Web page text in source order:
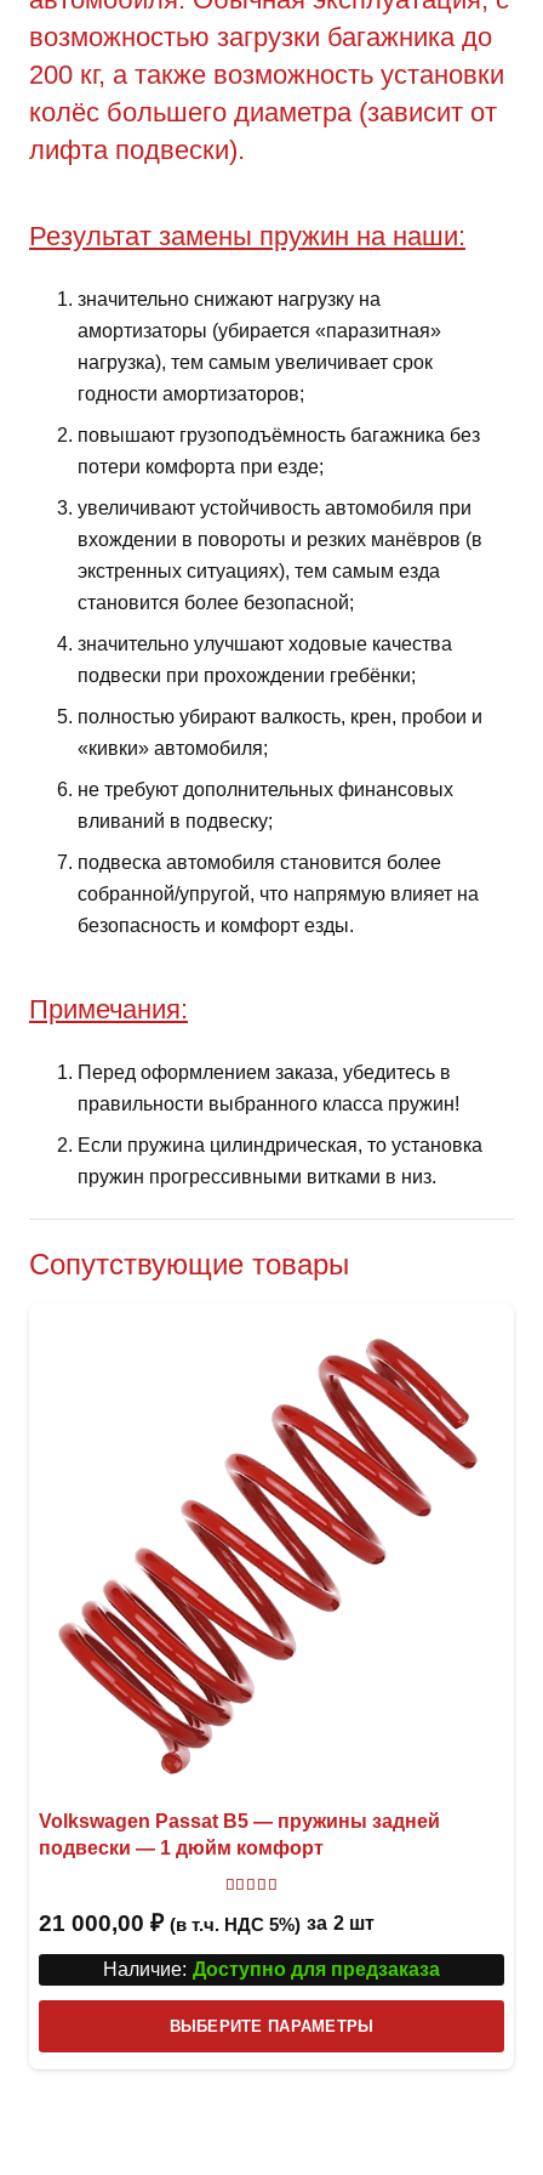
возможностью загрузки багажника до
200 кг, а также возможность установки
колёс большего диаметра (зависит от
лифта подвески).
Результат замены пружин на наши:
значительно снижают нагрузку на
амортизаторы (убирается «паразитная»
нагрузка), тем самым увеличивает срок
годности амортизаторов;
повышают грузоподъёмность багажника без
потери комфорта при езде;
увеличивают устойчивость автомобиля при
вхождении в повороты и резких манёвров (в
экстренных ситуациях), тем самым езда
становится более безопасной;
значительно улучшают ходовые качества
подвески при прохождении гребёнки;
полностью убирают валкость, крен, пробои и
«кивки» автомобиля;
не требуют дополнительных финансовых
вливаний в подвеску;
подвеска автомобиля становится более
собранной/упругой, что напрямую влияет на
безопасность и комфорт езды.
Примечания:
Перед оформлением заказа, убедитесь в
правильности выбранного класса пружин!
Если пружина цилиндрическая, то установка
пружин прогрессивными витками в низ.
Сопутствующие товары
Volkswagen Passat B5 — пружины задней
подвески — 1 дюйм комфорт
21 000,00 ₽ (в т.ч. НДС 5%) за 2 шт
Наличие: Доступно для предзаказа
ВЫБЕРИТЕ ПАРАМЕТРЫ
товар